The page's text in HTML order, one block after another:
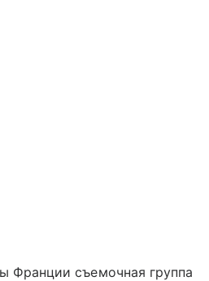
Франции съемочная группа